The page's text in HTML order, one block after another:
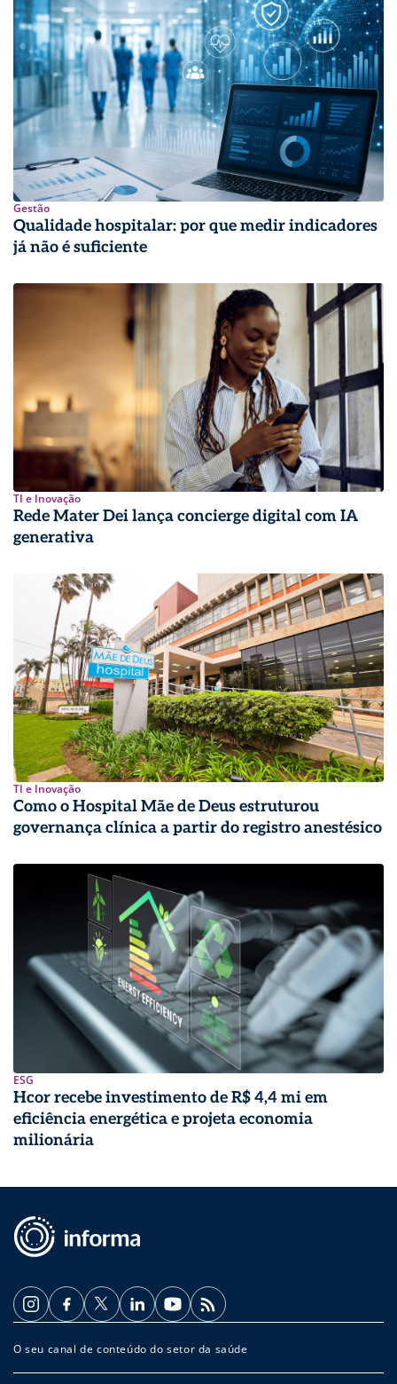
Gestão
Qualidade hospitalar: por que medir indicadores
já não é suficiente
TI e Inovação
Rede Mater Dei lança concierge digital com IA
generativa
TI e Inovação
Como o Hospital Mãe de Deus estruturou
governança clínica a partir do registro anestésico
ESG
Hcor recebe investimento de R$ 4,4 mi em
eficiência energética e projeta economia
milionária
O seu canal de conteúdo do setor da saúde